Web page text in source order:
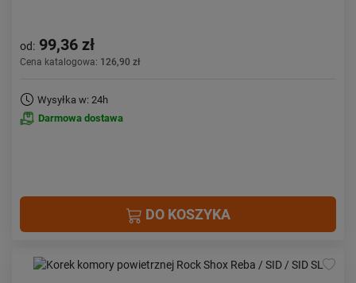
od: 99,36 zł
Cena katalogowa: 126,90 zł
Wysyłka w: 24h
Darmowa dostawa
DO KOSZYKA